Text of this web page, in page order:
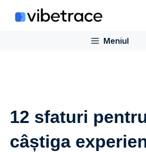
Meniul
12 sfaturi
câștiga